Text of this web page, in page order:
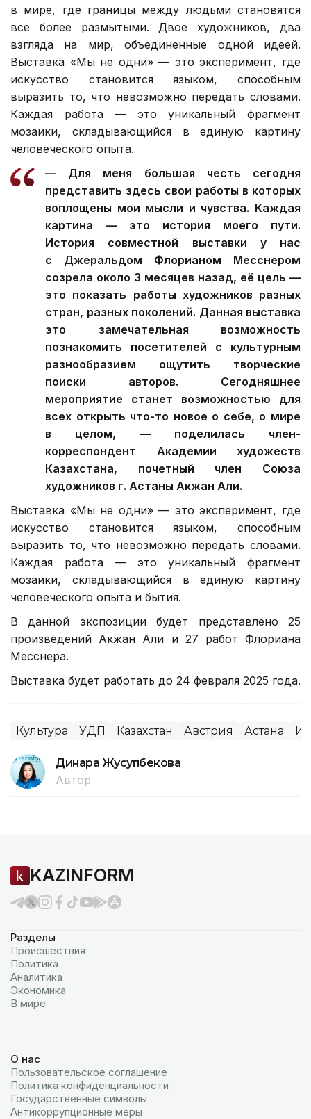
в мире, где границы между людьми становятся
все более размытыми. Двое художников, два
взгляда на мир, объединенные одной идеей.
Выставка «Мы не одни» — это эксперимент, где
искусство становится языком, способным
выразить то, что невозможно передать словами.
Каждая работа — это уникальный фрагмент
мозаики, складывающийся в единую картину
человеческого опыта.
— Для меня большая честь сегодня
представить здесь свои работы в которых
воплощены мои мысли и чувства. Каждая
картина — это история моего пути.
История совместной выставки у нас
с Джеральдом Флорианом Месснером
созрела около 3 месяцев назад, её цель —
это показать работы художников разных
стран, разных поколений. Данная выставка
это замечательная возможность
познакомить посетителей с культурным
разнообразием ощутить творческие
поиски авторов. Сегодняшнее
мероприятие станет возможностью для
всех открыть что-то новое о себе, о мире
в целом, — поделилась член-
корреспондент Академии художеств
Казахстана, почетный член Союза
художников г. Астаны Акжан Али.
Выставка «Мы не одни» — это эксперимент, где
искусство становится языком, способным
выразить то, что невозможно передать словами.
Каждая работа — это уникальный фрагмент
мозаики, складывающийся в единую картину
человеческого опыта и бытия.
В данной экспозиции будет представлено 25
произведений Акжан Али и 27 работ Флориана
Месснера.
Выставка будет работать до 24 февраля 2025 года.
Культура УДП Казахстан Австрия Астана
Динара Жусупбекова
Автор
KAZINFORM
Разделы
Происшествия
Политика
Аналитика
Экономика
В мире
О нас
Пользовательское соглашение
Политика конфиденциальности
Государственные символы
Антикоррупционные меры